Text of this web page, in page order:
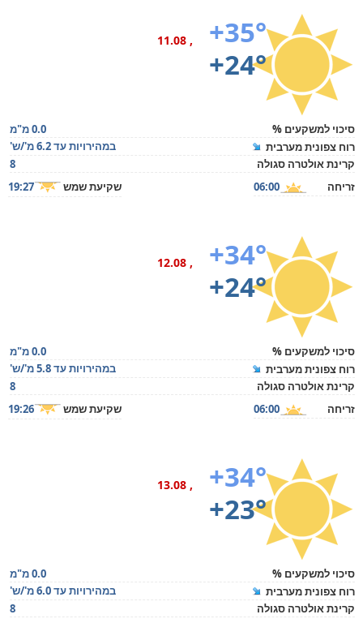
+35°
+24°
, 11.08
סיכוי למשקעים %
0.0 מ"מ
רוח צפונית מערבית
במהירויות עד 6.2 מ'/ש'
קרינת אולטרה סגולה
8
זריחה
06:00 שקיעת שמש 19:27
+34°
+24°
, 12.08
סיכוי למשקעים %
0.0 מ"מ
רוח צפונית מערבית
במהירויות עד 5.8 מ'/ש'
קרינת אולטרה סגולה
8
זריחה
06:00 שקיעת שמש 19:26
+34°
+23°
, 13.08
סיכוי למשקעים %
0.0 מ"מ
רוח צפונית מערבית
במהירויות עד 6.0 מ'/ש'
קרינת אולטרה סגולה
8